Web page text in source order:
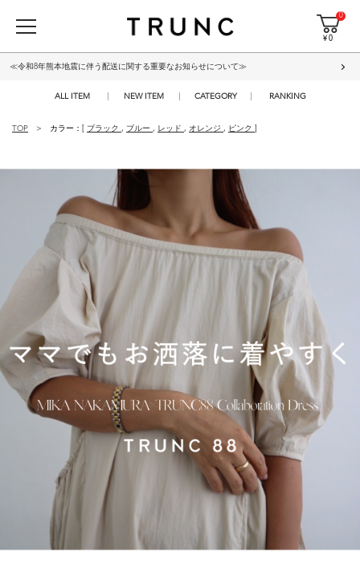
0
¥ 0
≪令和8年熊本地震に伴う配送に関する重要なお知らせについて≫
ALL ITEM NEW ITEM CATEGORY RANKING
TOP カラー：[ ブラック , ブルー , レッド , オレンジ , ピンク